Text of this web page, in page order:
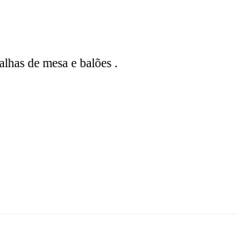
de mesa e balões .